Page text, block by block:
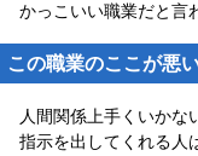
かっこいい職業だと言
この職業のここが悪
人間関係上手くいかな
指示を出してくれる人